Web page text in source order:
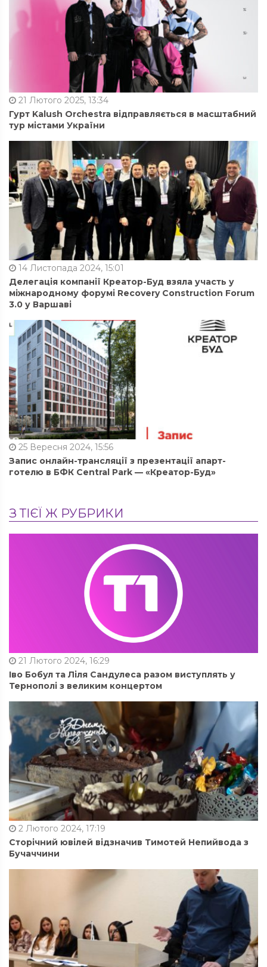
21 Лютого 2025, 13:34
Гурт Kalush Orchestra відправляється в масштабний
тур містами України
14 Листопада 2024, 15:01
Делегація компанії Креатор-Буд взяла участь у
міжнародному форумі Recovery Construction Forum
3.0 у Варшаві
25 Вересня 2024, 15:56
Запис онлайн-трансляції з презентації апарт-
готелю в БФК Central Park — «Креатор-Буд»
З ТІЄЇ Ж РУБРИКИ
21 Лютого 2024, 16:29
Іво Бобул та Ліля Сандулеса разом виступлять у
Тернополі з великим концертом
2 Лютого 2024, 17:19
Сторічний ювілей відзначив Тимотей Непийвода з
Бучаччини